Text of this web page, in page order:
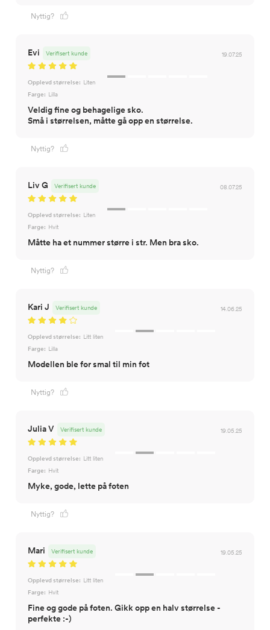
Nyttig?
Evi 19.07.25
Verifisert kunde
Opplevd størrelse: Liten
Farge: Lilla
Veldig fine og behagelige sko.
Små i størrelsen, måtte gå opp en størrelse.
Nyttig?
Liv G 08.07.25
Verifisert kunde
Opplevd størrelse: Liten
Farge: Hvit
Måtte ha et nummer større i str. Men bra sko.
Nyttig?
Kari J 14.06.25
Verifisert kunde
Opplevd størrelse: Litt liten
Farge: Lilla
Modellen ble for smal til min fot
Nyttig?
Julia V 19.05.25
Verifisert kunde
Opplevd størrelse: Litt liten
Farge: Hvit
Myke, gode, lette på foten
Nyttig?
Mari 19.05.25
Verifisert kunde
Opplevd størrelse: Litt liten
Farge: Hvit
Fine og gode på foten. Gikk opp en halv størrelse -
perfekte :-)